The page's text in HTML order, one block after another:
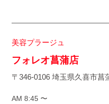
美容プラージュ
フォレオ菖蒲店
〒346-0106 埼玉県久喜市菖
AM 8:45 〜